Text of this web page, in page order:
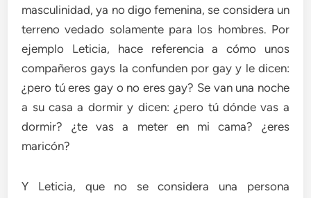
masculinidad, ya no digo femenina, se considera un
terreno vedado solamente para los hombres. Por
ejemplo Leticia, hace referencia a cómo unos
compañeros gays la confunden por gay y le dicen:
¿pero tú eres gay o no eres gay? Se van una noche
a su casa a dormir y dicen: ¿pero tú dónde vas a
dormir? ¿te vas a meter en mi cama? ¿eres
maricón?
Y Leticia, que no se considera una persona